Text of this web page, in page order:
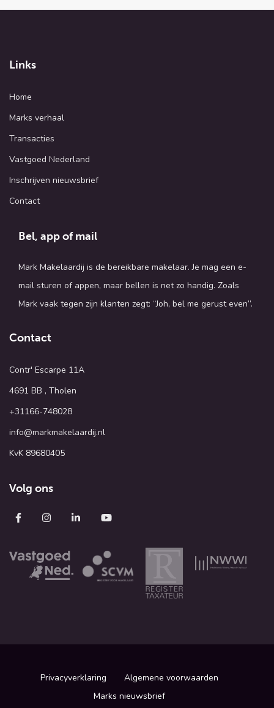
Links
Home
Marks verhaal
Transacties
Vastgoed Nederland
Inschrijven nieuwsbrief
Contact
Bel, app of mail
Mark Makelaardij is de bereikbare makelaar. Je mag een e-
mail sturen of appen, maar bellen is net zo handig. Zoals
Mark vaak tegen zijn klanten zegt: “Joh, bel me gerust even”.
Contact
Contr' Escarpe 11A
4691 BB , Tholen
+31166-748028
info@markmakelaardij.nl
KvK 89680405
Volg ons
Privacyverklaring
Algemene voorwaarden
Marks nieuwsbrief